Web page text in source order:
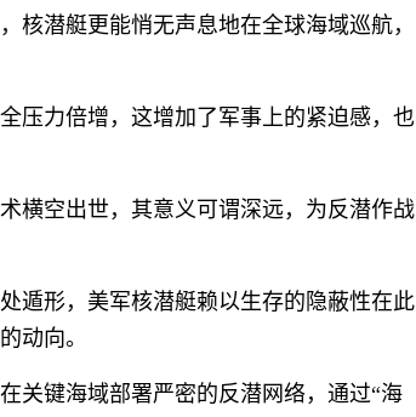
核潜艇更能悄无声息地在全球海域巡航，
压力倍增，这增加了军事上的紧迫感，也
横空出世，其意义可谓深远，为反潜作战
遁形，美军核潜艇赖以生存的隐蔽性在此
动向。
关键海域部署严密的反潜网络，通过“海